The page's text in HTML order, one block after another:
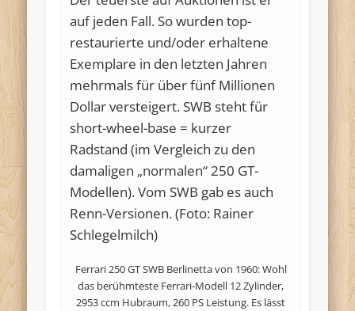
Ferrari 250 GT SWB Berlinetta von 1960: Wohl
das berühmteste Ferrari-Modell 12 Zylinder,
2953 ccm Hubraum, 260 PS Leistung. Es lässt